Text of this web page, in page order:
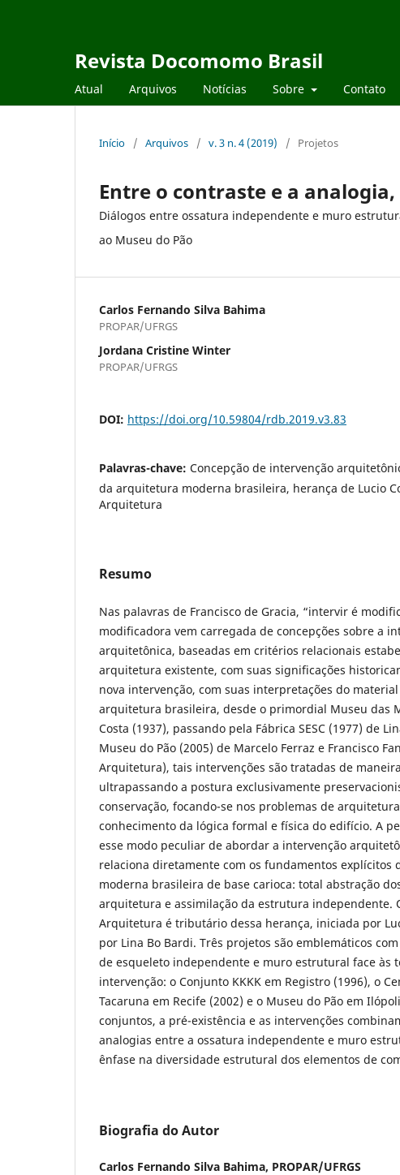
Revista Docomomo Brasil
Atual Arquivos Notícias Sobre Contato
Início / Arquivos / v. 3 n. 4 (2019) / Projetos
Entre o contraste e a
Diálogos entre ossatura independente e muro
ao Museu do Pão
Carlos Fernando Silva Bahima
PROPAR/UFRGS
Jordana Cristine Winter
PROPAR/UFRGS
DOI: https://doi.org/10.59804/rdb.2019.v3.83
Palavras-chave: Concepção de intervenção
da arquitetura moderna brasileira, herança de Lucio
Arquitetura
Resumo
Nas palavras de Francisco de Gracia, “intervir é
modificadora vem carregada de concepções sobre a
arquitetônica, baseadas em critérios relacionais
arquitetura existente, com suas significações
nova intervenção, com suas interpretações do
arquitetura brasileira, desde o primordial Museu das
Costa (1937), passando pela Fábrica SESC (1977) de
Museu do Pão (2005) de Marcelo Ferraz e Francisco
Arquitetura), tais intervenções são tratadas de
ultrapassando a postura exclusivamente
conservação, focando-se nos problemas de
conhecimento da lógica formal e física do edifício. A
esse modo peculiar de abordar a intervenção
relaciona diretamente com os fundamentos explícitos
moderna brasileira de base carioca: total abstração
arquitetura e assimilação da estrutura independente.
Arquitetura é tributário dessa herança, iniciada por
por Lina Bo Bardi. Três projetos são emblemáticos
de esqueleto independente e muro estrutural face às
intervenção: o Conjunto KKKK em Registro (1996), o
Tacaruna em Recife (2002) e o Museu do Pão em
conjuntos, a pré-existência e as intervenções
analogias entre a ossatura independente e muro
ênfase na diversidade estrutural dos elementos de
Biografia do Autor
Carlos Fernando Silva Bahima, PROPAR/UFRGS